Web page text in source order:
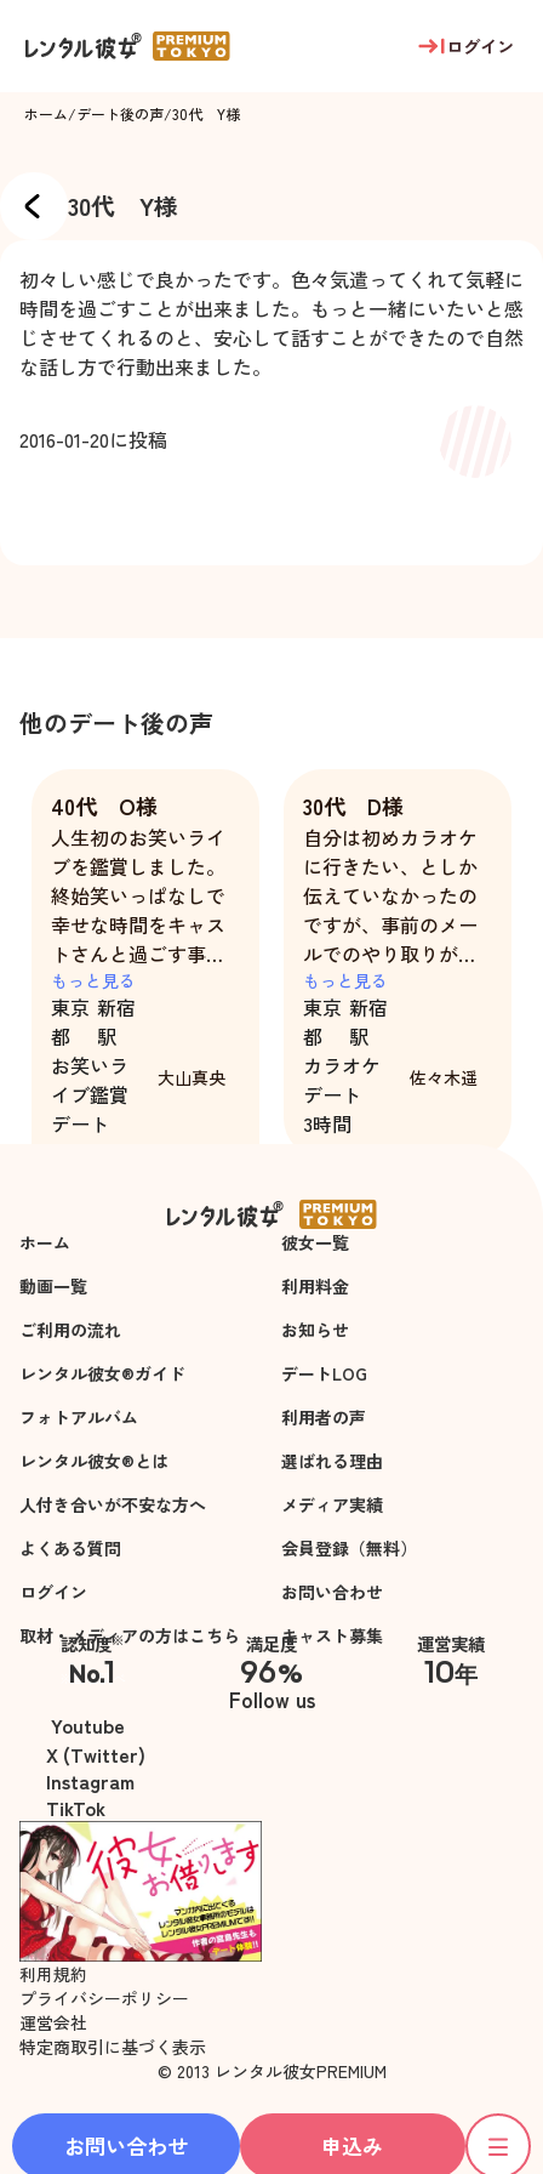
ログイン
お問い合わせ 申込み
ホーム/デート後の声/30代 Y様
30代 Y様
初々しい感じで良かったです。色々気遣ってくれて気軽に
時間を過ごすことが出来ました。もっと一緒にいたいと感
じさせてくれるのと、安心して話すことができたので自然
な話し方で行動出来ました。
2016-01-20に投稿
他のデート後の声
40代 O様
人生初のお笑いライ
ブを鑑賞しました。
終始笑いっぱなしで
幸せな時間をキャス
トさんと過ごす事が
出来ました。どうも
ありがとう。
もっと見る
東京
都
新宿
駅
お笑いラ
イブ鑑賞
デート
大山真央
30代 D様
自分は初めカラオケ
に行きたい、としか
伝えていなかったの
ですが、事前のメー
ルでのやり取りが非
常に丁寧で、こちら
の希望に合わせて
色々な提案をしても
らえました。自分は
あまりデート慣れし
ておらず、不安もあ
げで安心して当日を
迎えられました。当
日も終始リードして
くれて、こちらの話
も楽しそうに聞いて
くれたので、すごく
楽しく過ごせまし
た。女の子とあれだ
け趣味の話を出来た
のは初めてかもしれ
ません。
悪い点は特に思い当
たらないです。
また指名させていた
だこうと思います。
もっと見る
東京
都
新宿
駅
カラオケ
デート
3時間
佐々木遥
ホーム
彼女一覧
動画一覧
利用料金
ご利用の流れ
お知らせ
レンタル彼女®ガイド
デートLOG
フォトアルバム
利用者の声
レンタル彼女®とは
選ばれる理由
人付き合いが不安な方へ
メディア実績
よくある質問
会員登録（無料）
ログイン
お問い合わせ
取材・メディアの方はこちら
キャスト募集
認知度※
No.1
※自社調べ
満足度
96%
運営実績
10年
Follow us
Youtube
X (Twitter)
Instagram
TikTok
利用規約
プライバシーポリシー
運営会社
特定商取引に基づく表示
© 2013 レンタル彼女PREMIUM